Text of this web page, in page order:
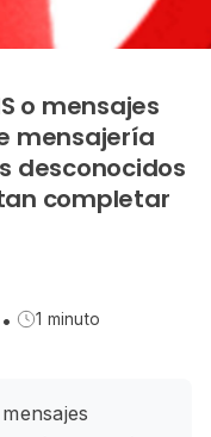
o mensajes
mensajería
desconocidos
completar
• 1 minuto